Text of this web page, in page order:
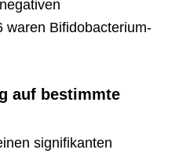
waren Bifidobacterium-
auf bestimmte
signifikanten